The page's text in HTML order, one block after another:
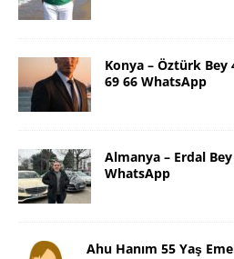
Konya – Öztürk Bey
69 66 WhatsApp
Almanya – Erdal
WhatsApp
Ahu Hanım 55 Yaş